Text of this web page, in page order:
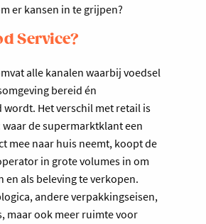
er kansen in te grijpen?
Service?
alle kanalen waarbij voedsel
bereid én
wordt. Het verschil met retail is
de supermarktklant een
mee naar huis neemt, koopt de
in grote volumes in om
en als beleving te verkopen.
andere verpakkingseisen,
maar ook meer ruimte voor